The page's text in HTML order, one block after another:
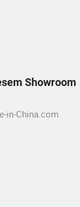
Showroom
in-China.com